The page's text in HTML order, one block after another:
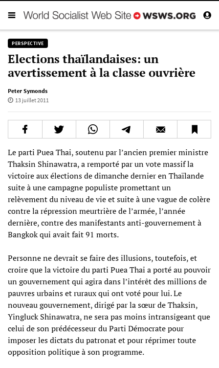
PERSPECTIVE
Elections thaïlandaises: un
avertissement à la classe ouvrière
Peter Symonds
13 juillet 2011
Le parti Puea Thai, soutenu par l’ancien premier ministre
Thaksin Shinawatra, a remporté par un vote massif la
victoire aux élections de dimanche dernier en Thaïlande
suite à une campagne populiste promettant un
relèvement du niveau de vie et suite à une vague de colère
contre la répression meurtrière de l’armée, l’année
dernière, contre des manifestants anti-gouvernement à
Bangkok qui avait fait 91 morts.
Personne ne devrait se faire des illusions, toutefois, et
croire que la victoire du parti Puea Thai a porté au pouvoir
un gouvernement qui agira dans l’intérêt des millions de
pauvres urbains et ruraux qui ont voté pour lui. Le
nouveau gouvernement, dirigé par la sœur de Thaksin,
Yingluck Shinawatra, ne sera pas moins intransigeant que
celui de son prédécesseur du Parti Démocrate pour
imposer les dictats du patronat et pour réprimer toute
opposition politique à son programme.